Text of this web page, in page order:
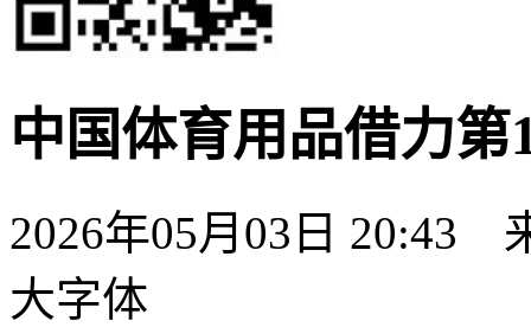
中国体育用品借力
2026年05月03日 20:43
大字体